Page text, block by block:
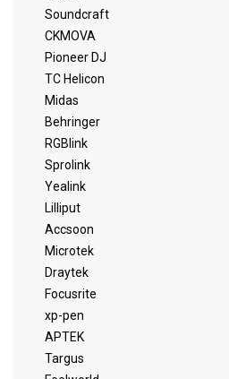
Soundcraft
CKMOVA
Pioneer DJ
TC Helicon
Midas
Behringer
RGBlink
Sprolink
Yealink
Lilliput
Accsoon
Microtek
Draytek
Focusrite
xp-pen
APTEK
Targus